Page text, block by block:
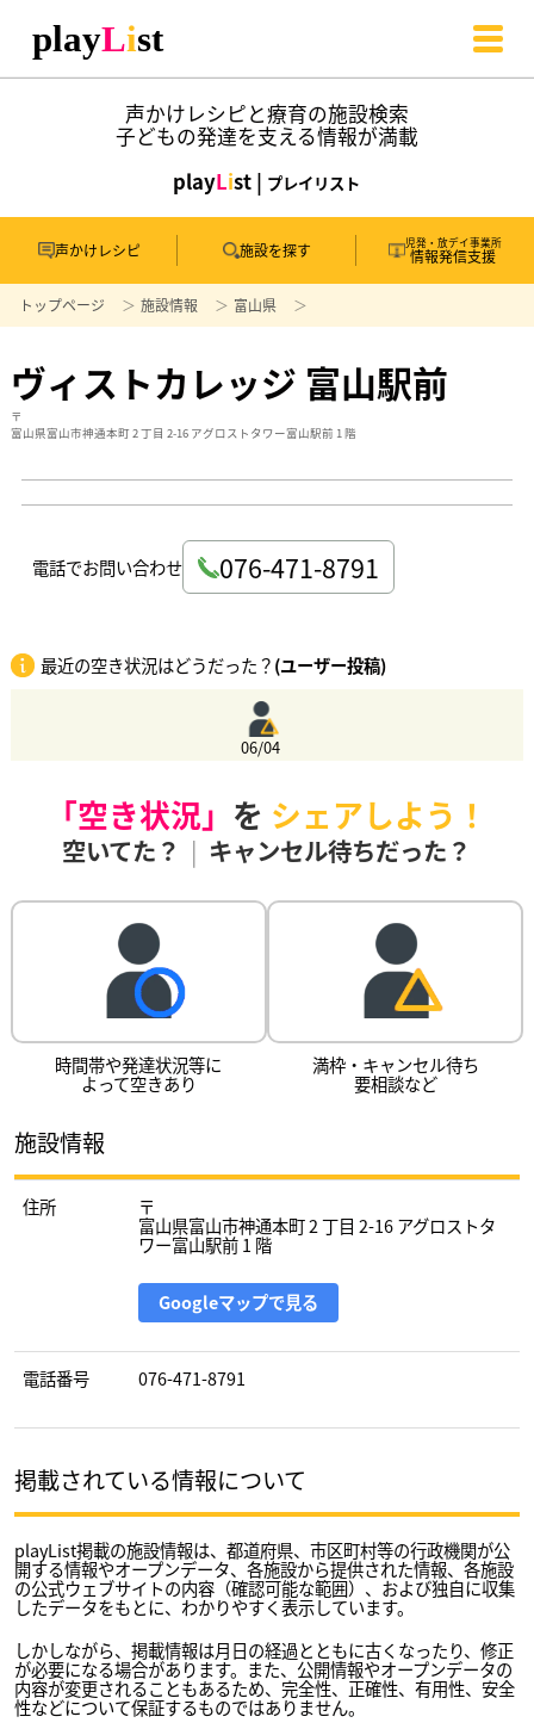
声かけレシピと療育の施設検索
子どもの発達を支える情報が満載
playList | プレイリスト
声かけレシピ 施設を探す 児発・放デイ事業所
情報発信支援
トップページ 施設情報 富山県
ヴィストカレッジ 富山駅前
〒
富山県富山市神通本町 2 丁目 2-16 アグロストタワー富山駅前 1 階
電話でお問い合わせ 076-471-8791
最近の空き状況はどうだった？(ユーザー投稿)
06/04
「空き状況」 を シェアしよう！
空いてた？ | キャンセル待ちだった？
時間帯や発達状況等に
よって空きあり
満枠・キャンセル待ち
要相談など
施設情報
住所 〒
富山県富山市神通本町 2 丁目 2-16 アグロストタ
ワー富山駅前 1 階
Googleマップで見る
電話番号 076-471-8791
掲載されている情報について
playList掲載の施設情報は、都道府県、市区町村等の行政機関が公
開する情報やオープンデータ、各施設から提供された情報、各施設
の公式ウェブサイトの内容（確認可能な範囲）、および独自に収集
したデータをもとに、わかりやすく表示しています。
しかしながら、掲載情報は月日の経過とともに古くなったり、修正
が必要になる場合があります。また、公開情報やオープンデータの
内容が変更されることもあるため、完全性、正確性、有用性、安全
性などについて保証するものではありません。